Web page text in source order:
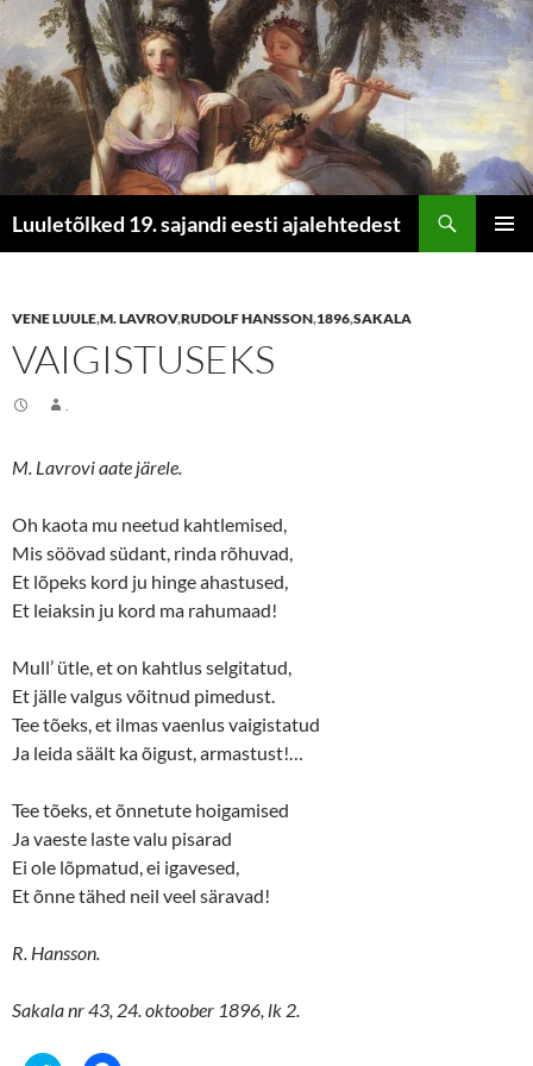
Luuletõlked 19. sajandi eesti ajalehtedest
VENE LUULE,M. LAVROV,RUDOLF HANSSON,1896,SAKALA
VAIGISTUSEKS
M. Lavrovi aate järele.
Oh kaota mu neetud kahtlemised,
Mis söövad südant, rinda rõhuvad,
Et lõpeks kord ju hinge ahastused,
Et leiaksin ju kord ma rahumaad!
Mull’ ütle, et on kahtlus selgitatud,
Et jälle valgus võitnud pimedust.
Tee tõeks, et ilmas vaenlus vaigistatud
Ja leida säält ka õigust, armastust!…
Tee tõeks, et õnnetute hoigamised
Ja vaeste laste valu pisarad
Ei ole lõpmatud, ei igavesed,
Et õnne tähed neil veel säravad!
R. Hansson.
Sakala nr 43, 24. oktoober 1896, lk 2.